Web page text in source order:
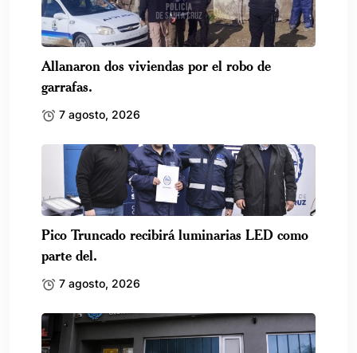
Allanaron dos viviendas por el robo de
garrafas.
7 agosto, 2026
Pico Truncado recibirá luminarias LED como
parte del.
7 agosto, 2026